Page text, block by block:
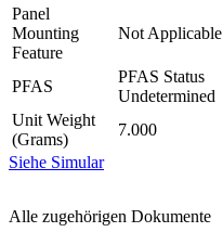
Panel
Mounting
Feature
Not Applicable
PFAS
PFAS Status
Undetermined
Unit Weight
(Grams)
7.000
Siehe Simular
Alle zugehörigen Dokumente